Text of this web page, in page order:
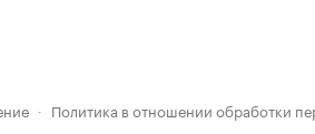
· Политика в отношении обработки